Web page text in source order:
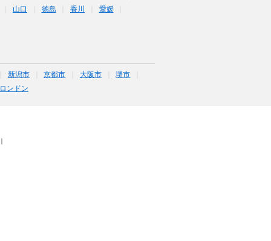
山口
徳島 香川 愛媛
新潟市 京都市 大阪市
堺市
ンドン